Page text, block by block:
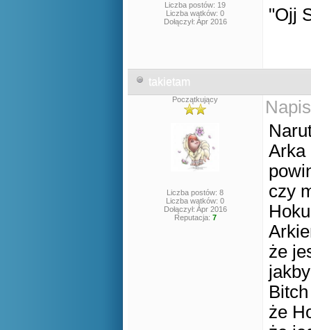
Liczba postów: 19
Liczba wątków: 0
Dołączył: Apr 2016
"Ojj
takietam
Początkujący
Liczba postów: 8
Liczba wątków: 0
Dołączył: Apr 2016
Reputacja: 7
Arka
czy
że
że